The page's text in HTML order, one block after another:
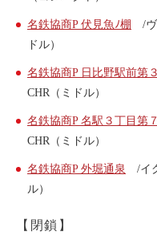
モデルコース
カリテコの魅力
BMW/MINI
シーン別車種のご案内
快適カーシェアリング
名鉄協商P 伏見魚ﾉ棚
/ヴ
ドル）
名鉄協商P 日比野駅前第３
CHR（ミドル）
名鉄協商P 名駅３丁目第７
CHR（ミドル）
名鉄協商P 外堀通泉 /イ
ル）
【閉鎖】